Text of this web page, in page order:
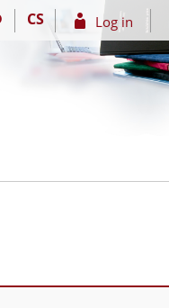
CS Log in